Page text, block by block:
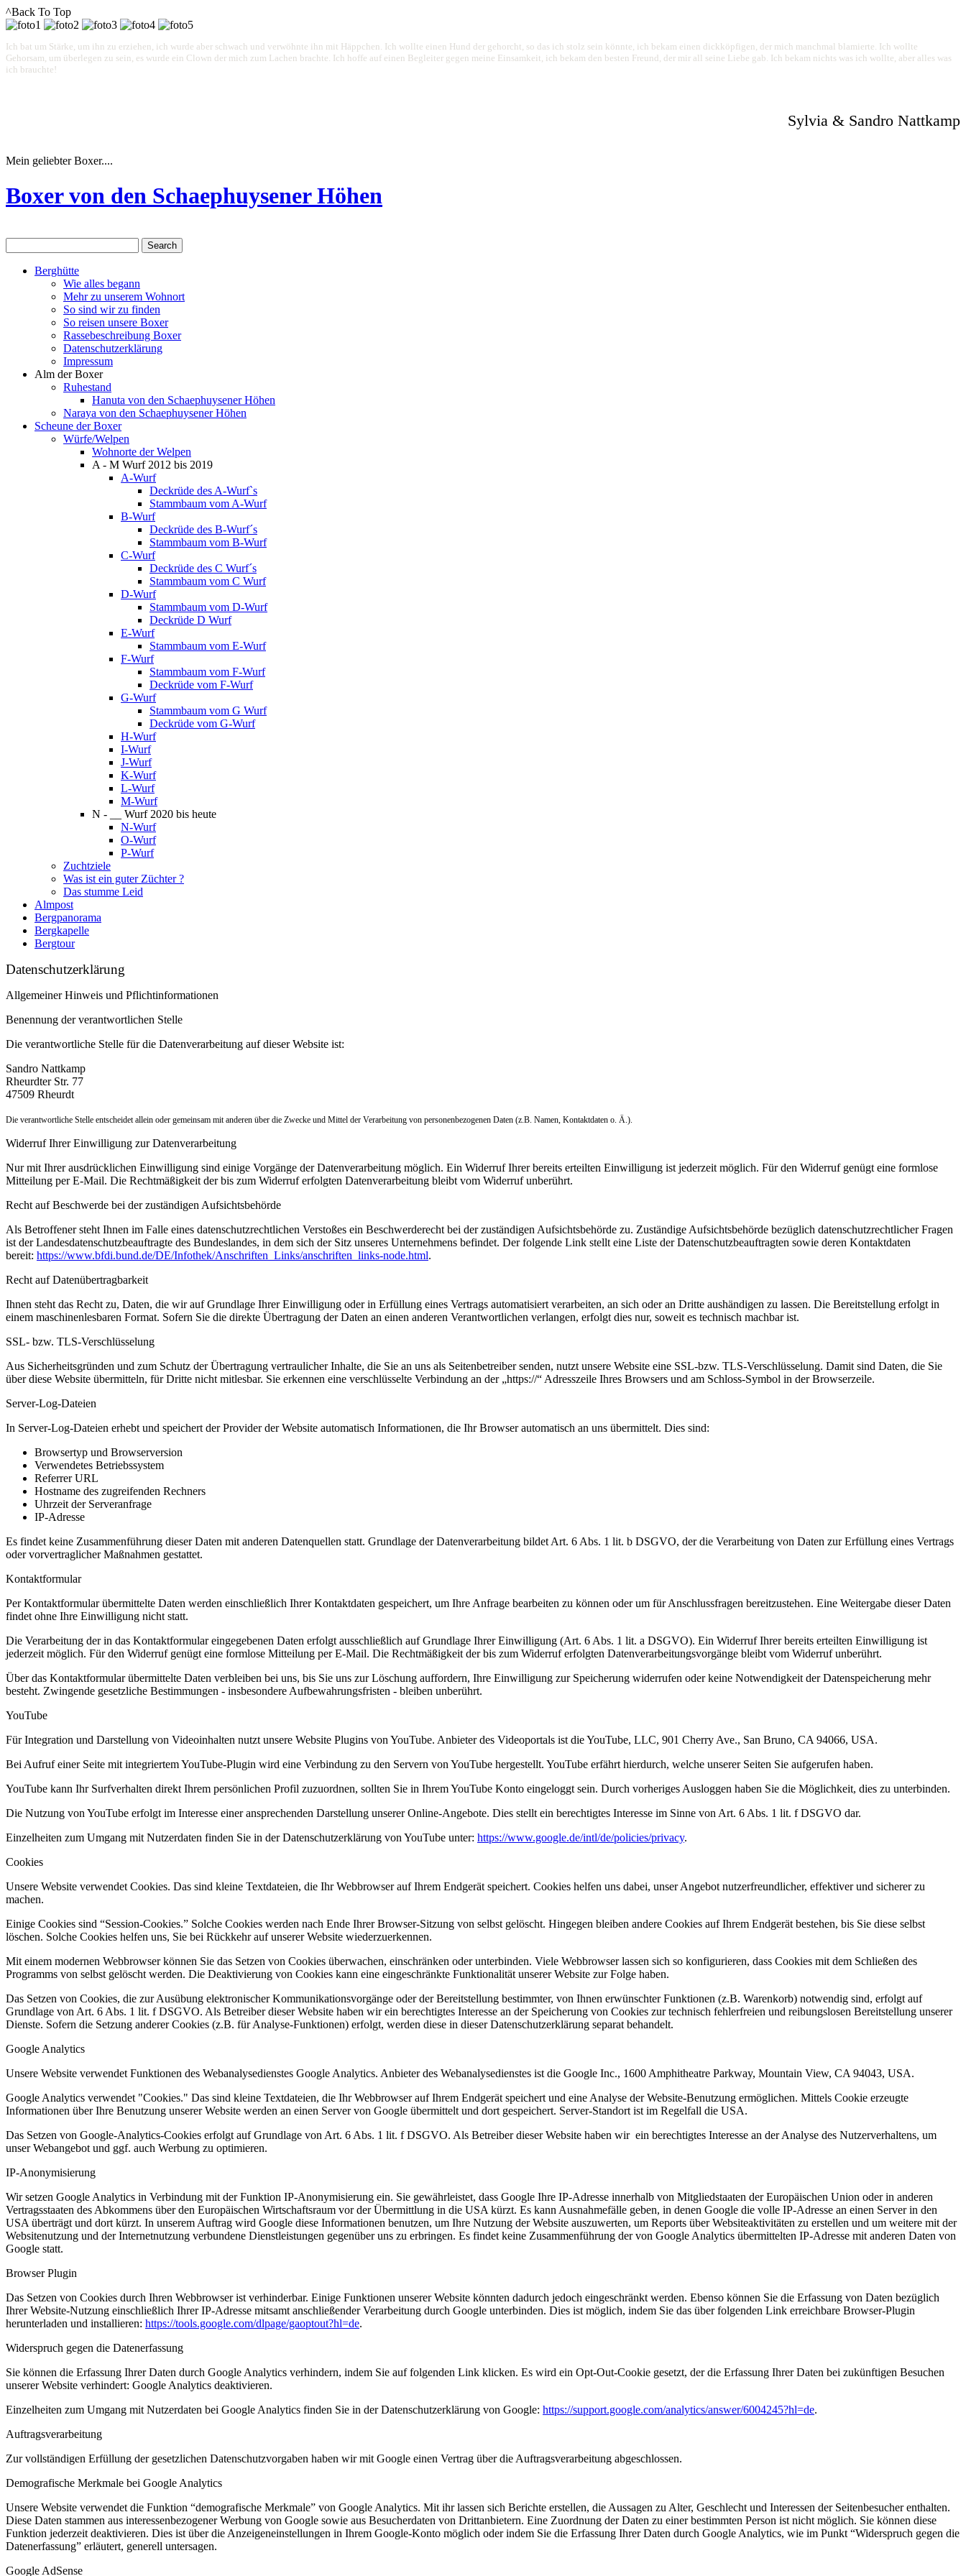
^Back To Top
Ich bat um Stärke, um ihn zu erziehen, ich wurde aber schwach und verwöhnte ihn mit Häppchen. Ich wollte einen Hund der gehorcht, so das ich stolz sein könnte, ich bekam einen dickköpfigen, der mich manchmal blamierte. Ich wollte
Gehorsam, um überlegen zu sein, es wurde ein Clown der mich zum Lachen brachte. Ich hoffe auf einen Begleiter gegen meine Einsamkeit, ich bekam den besten Freund, der mir all seine Liebe gab. Ich bekam nichts was ich wollte, aber alles was
ich brauchte!
Sylvia & Sandro Nattkamp
Mein geliebter Boxer....
Boxer von den Schaephuysener Höhen
Berghütte
Wie alles begann
Mehr zu unserem Wohnort
So sind wir zu finden
So reisen unsere Boxer
Rassebeschreibung Boxer
Datenschutzerklärung
Impressum
Alm der Boxer
Ruhestand
Hanuta von den Schaephuysener Höhen
Naraya von den Schaephuysener Höhen
Scheune der Boxer
Würfe/Welpen
Wohnorte der Welpen
A - M Wurf 2012 bis 2019
A-Wurf
Deckrüde des A-Wurf`s
Stammbaum vom A-Wurf
B-Wurf
Deckrüde des B-Wurf´s
Stammbaum vom B-Wurf
C-Wurf
Deckrüde des C Wurf´s
Stammbaum vom C Wurf
D-Wurf
Stammbaum vom D-Wurf
Deckrüde D Wurf
E-Wurf
Stammbaum vom E-Wurf
F-Wurf
Stammbaum vom F-Wurf
Deckrüde vom F-Wurf
G-Wurf
Stammbaum vom G Wurf
Deckrüde vom G-Wurf
H-Wurf
I-Wurf
J-Wurf
K-Wurf
L-Wurf
M-Wurf
N - __ Wurf 2020 bis heute
N-Wurf
O-Wurf
P-Wurf
Zuchtziele
Was ist ein guter Züchter ?
Das stumme Leid
Almpost
Bergpanorama
Bergkapelle
Bergtour
Datenschutzerklärung
Allgemeiner Hinweis und Pflichtinformationen
Benennung der verantwortlichen Stelle
Die verantwortliche Stelle für die Datenverarbeitung auf dieser Website ist:
Sandro Nattkamp
Rheurdter Str. 77
47509 Rheurdt
Die verantwortliche Stelle entscheidet allein oder gemeinsam mit anderen über die Zwecke und Mittel der Verarbeitung von personenbezogenen Daten (z.B. Namen, Kontaktdaten o. Ä.).
Widerruf Ihrer Einwilligung zur Datenverarbeitung
Nur mit Ihrer ausdrücklichen Einwilligung sind einige Vorgänge der Datenverarbeitung möglich. Ein Widerruf Ihrer bereits erteilten Einwilligung ist jederzeit möglich. Für den Widerruf genügt eine formlose
Mitteilung per E-Mail. Die Rechtmäßigkeit der bis zum Widerruf erfolgten Datenverarbeitung bleibt vom Widerruf unberührt.
Recht auf Beschwerde bei der zuständigen Aufsichtsbehörde
Als Betroffener steht Ihnen im Falle eines datenschutzrechtlichen Verstoßes ein Beschwerderecht bei der zuständigen Aufsichtsbehörde zu. Zuständige Aufsichtsbehörde bezüglich datenschutzrechtlicher Fragen
ist der Landesdatenschutzbeauftragte des Bundeslandes, in dem sich der Sitz unseres Unternehmens befindet. Der folgende Link stellt eine Liste der Datenschutzbeauftragten sowie deren Kontaktdaten
bereit: https://www.bfdi.bund.de/DE/Infothek/Anschriften_Links/anschriften_links-node.html.
Recht auf Datenübertragbarkeit
Ihnen steht das Recht zu, Daten, die wir auf Grundlage Ihrer Einwilligung oder in Erfüllung eines Vertrags automatisiert verarbeiten, an sich oder an Dritte aushändigen zu lassen. Die Bereitstellung erfolgt in
einem maschinenlesbaren Format. Sofern Sie die direkte Übertragung der Daten an einen anderen Verantwortlichen verlangen, erfolgt dies nur, soweit es technisch machbar ist.
SSL- bzw. TLS-Verschlüsselung
Aus Sicherheitsgründen und zum Schutz der Übertragung vertraulicher Inhalte, die Sie an uns als Seitenbetreiber senden, nutzt unsere Website eine SSL-bzw. TLS-Verschlüsselung. Damit sind Daten, die Sie
über diese Website übermitteln, für Dritte nicht mitlesbar. Sie erkennen eine verschlüsselte Verbindung an der „https://“ Adresszeile Ihres Browsers und am Schloss-Symbol in der Browserzeile.
Server-Log-Dateien
In Server-Log-Dateien erhebt und speichert der Provider der Website automatisch Informationen, die Ihr Browser automatisch an uns übermittelt. Dies sind:
Browsertyp und Browserversion
Verwendetes Betriebssystem
Referrer URL
Hostname des zugreifenden Rechners
Uhrzeit der Serveranfrage
IP-Adresse
Es findet keine Zusammenführung dieser Daten mit anderen Datenquellen statt. Grundlage der Datenverarbeitung bildet Art. 6 Abs. 1 lit. b DSGVO, der die Verarbeitung von Daten zur Erfüllung eines Vertrags
oder vorvertraglicher Maßnahmen gestattet.
Kontaktformular
Per Kontaktformular übermittelte Daten werden einschließlich Ihrer Kontaktdaten gespeichert, um Ihre Anfrage bearbeiten zu können oder um für Anschlussfragen bereitzustehen. Eine Weitergabe dieser Daten
findet ohne Ihre Einwilligung nicht statt.
Die Verarbeitung der in das Kontaktformular eingegebenen Daten erfolgt ausschließlich auf Grundlage Ihrer Einwilligung (Art. 6 Abs. 1 lit. a DSGVO). Ein Widerruf Ihrer bereits erteilten Einwilligung ist
jederzeit möglich. Für den Widerruf genügt eine formlose Mitteilung per E-Mail. Die Rechtmäßigkeit der bis zum Widerruf erfolgten Datenverarbeitungsvorgänge bleibt vom Widerruf unberührt.
Über das Kontaktformular übermittelte Daten verbleiben bei uns, bis Sie uns zur Löschung auffordern, Ihre Einwilligung zur Speicherung widerrufen oder keine Notwendigkeit der Datenspeicherung mehr
besteht. Zwingende gesetzliche Bestimmungen - insbesondere Aufbewahrungsfristen - bleiben unberührt.
YouTube
Für Integration und Darstellung von Videoinhalten nutzt unsere Website Plugins von YouTube. Anbieter des Videoportals ist die YouTube, LLC, 901 Cherry Ave., San Bruno, CA 94066, USA.
Bei Aufruf einer Seite mit integriertem YouTube-Plugin wird eine Verbindung zu den Servern von YouTube hergestellt. YouTube erfährt hierdurch, welche unserer Seiten Sie aufgerufen haben.
YouTube kann Ihr Surfverhalten direkt Ihrem persönlichen Profil zuzuordnen, sollten Sie in Ihrem YouTube Konto eingeloggt sein. Durch vorheriges Ausloggen haben Sie die Möglichkeit, dies zu unterbinden.
Die Nutzung von YouTube erfolgt im Interesse einer ansprechenden Darstellung unserer Online-Angebote. Dies stellt ein berechtigtes Interesse im Sinne von Art. 6 Abs. 1 lit. f DSGVO dar.
Einzelheiten zum Umgang mit Nutzerdaten finden Sie in der Datenschutzerklärung von YouTube unter: https://www.google.de/intl/de/policies/privacy.
Cookies
Unsere Website verwendet Cookies. Das sind kleine Textdateien, die Ihr Webbrowser auf Ihrem Endgerät speichert. Cookies helfen uns dabei, unser Angebot nutzerfreundlicher, effektiver und sicherer zu
machen.
Einige Cookies sind “Session-Cookies.” Solche Cookies werden nach Ende Ihrer Browser-Sitzung von selbst gelöscht. Hingegen bleiben andere Cookies auf Ihrem Endgerät bestehen, bis Sie diese selbst
löschen. Solche Cookies helfen uns, Sie bei Rückkehr auf unserer Website wiederzuerkennen.
Mit einem modernen Webbrowser können Sie das Setzen von Cookies überwachen, einschränken oder unterbinden. Viele Webbrowser lassen sich so konfigurieren, dass Cookies mit dem Schließen des
Programms von selbst gelöscht werden. Die Deaktivierung von Cookies kann eine eingeschränkte Funktionalität unserer Website zur Folge haben.
Das Setzen von Cookies, die zur Ausübung elektronischer Kommunikationsvorgänge oder der Bereitstellung bestimmter, von Ihnen erwünschter Funktionen (z.B. Warenkorb) notwendig sind, erfolgt auf
Grundlage von Art. 6 Abs. 1 lit. f DSGVO. Als Betreiber dieser Website haben wir ein berechtigtes Interesse an der Speicherung von Cookies zur technisch fehlerfreien und reibungslosen Bereitstellung unserer
Dienste. Sofern die Setzung anderer Cookies (z.B. für Analyse-Funktionen) erfolgt, werden diese in dieser Datenschutzerklärung separat behandelt.
Google Analytics
Unsere Website verwendet Funktionen des Webanalysedienstes Google Analytics. Anbieter des Webanalysedienstes ist die Google Inc., 1600 Amphitheatre Parkway, Mountain View, CA 94043, USA.
Google Analytics verwendet "Cookies." Das sind kleine Textdateien, die Ihr Webbrowser auf Ihrem Endgerät speichert und eine Analyse der Website-Benutzung ermöglichen. Mittels Cookie erzeugte
Informationen über Ihre Benutzung unserer Website werden an einen Server von Google übermittelt und dort gespeichert. Server-Standort ist im Regelfall die USA.
Das Setzen von Google-Analytics-Cookies erfolgt auf Grundlage von Art. 6 Abs. 1 lit. f DSGVO. Als Betreiber dieser Website haben wir ein berechtigtes Interesse an der Analyse des Nutzerverhaltens, um
unser Webangebot und ggf. auch Werbung zu optimieren.
IP-Anonymisierung
Wir setzen Google Analytics in Verbindung mit der Funktion IP-Anonymisierung ein. Sie gewährleistet, dass Google Ihre IP-Adresse innerhalb von Mitgliedstaaten der Europäischen Union oder in anderen
Vertragsstaaten des Abkommens über den Europäischen Wirtschaftsraum vor der Übermittlung in die USA kürzt. Es kann Ausnahmefälle geben, in denen Google die volle IP-Adresse an einen Server in den
USA überträgt und dort kürzt. In unserem Auftrag wird Google diese Informationen benutzen, um Ihre Nutzung der Website auszuwerten, um Reports über Websiteaktivitäten zu erstellen und um weitere mit der
Websitenutzung und der Internetnutzung verbundene Dienstleistungen gegenüber uns zu erbringen. Es findet keine Zusammenführung der von Google Analytics übermittelten IP-Adresse mit anderen Daten von
Google statt.
Browser Plugin
Das Setzen von Cookies durch Ihren Webbrowser ist verhinderbar. Einige Funktionen unserer Website könnten dadurch jedoch eingeschränkt werden. Ebenso können Sie die Erfassung von Daten bezüglich
Ihrer Website-Nutzung einschließlich Ihrer IP-Adresse mitsamt anschließender Verarbeitung durch Google unterbinden. Dies ist möglich, indem Sie das über folgenden Link erreichbare Browser-Plugin
herunterladen und installieren: https://tools.google.com/dlpage/gaoptout?hl=de.
Widerspruch gegen die Datenerfassung
Sie können die Erfassung Ihrer Daten durch Google Analytics verhindern, indem Sie auf folgenden Link klicken. Es wird ein Opt-Out-Cookie gesetzt, der die Erfassung Ihrer Daten bei zukünftigen Besuchen
unserer Website verhindert: Google Analytics deaktivieren.
Einzelheiten zum Umgang mit Nutzerdaten bei Google Analytics finden Sie in der Datenschutzerklärung von Google: https://support.google.com/analytics/answer/6004245?hl=de.
Auftragsverarbeitung
Zur vollständigen Erfüllung der gesetzlichen Datenschutzvorgaben haben wir mit Google einen Vertrag über die Auftragsverarbeitung abgeschlossen.
Demografische Merkmale bei Google Analytics
Unsere Website verwendet die Funktion “demografische Merkmale” von Google Analytics. Mit ihr lassen sich Berichte erstellen, die Aussagen zu Alter, Geschlecht und Interessen der Seitenbesucher enthalten.
Diese Daten stammen aus interessenbezogener Werbung von Google sowie aus Besucherdaten von Drittanbietern. Eine Zuordnung der Daten zu einer bestimmten Person ist nicht möglich. Sie können diese
Funktion jederzeit deaktivieren. Dies ist über die Anzeigeneinstellungen in Ihrem Google-Konto möglich oder indem Sie die Erfassung Ihrer Daten durch Google Analytics, wie im Punkt “Widerspruch gegen die
Datenerfassung” erläutert, generell untersagen.
Google AdSense